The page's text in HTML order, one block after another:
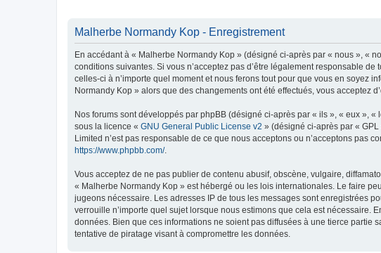
Malherbe Normandy Kop - Enregistrement
En accédant à « Malherbe Normandy Kop » (désigné ci-après par « nous », «
conditions suivantes. Si vous n’acceptez pas d’être légalement responsable
celles-ci à n’importe quel moment et nous ferons tout pour que vous en soyez
Normandy Kop » alors que des changements ont été effectués, vous acceptez
Nos forums sont développés par phpBB (désigné ci-après par « ils », « eux »,
sous la licence « GNU General Public License v2 » (désigné ci-après par «
Limited n’est pas responsable de ce que nous acceptons ou n’acceptons pas
https://www.phpbb.com/.
Vous acceptez de ne pas publier de contenu abusif, obscène, vulgaire,
« Malherbe Normandy Kop » est hébergé ou les lois internationales. Le faire
jugeons nécessaire. Les adresses IP de tous les messages sont enregistrées
verrouille n’importe quel sujet lorsque nous estimons que cela est nécessaire.
données. Bien que ces informations ne soient pas diffusées à une tierce partie
tentative de piratage visant à compromettre les données.